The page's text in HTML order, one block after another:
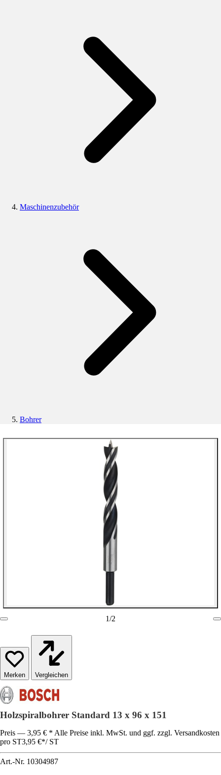
Maschinenzubehör
Bohrer
1/2
Vergleichen
Holzspiralbohrer Standard 13 x 96 x 151
Preis — 3,95 € * Alle Preise inkl. MwSt. und ggf. zzgl. Versandkosten
pro ST3,95 €*/ ST
Art.-Nr. 10304987